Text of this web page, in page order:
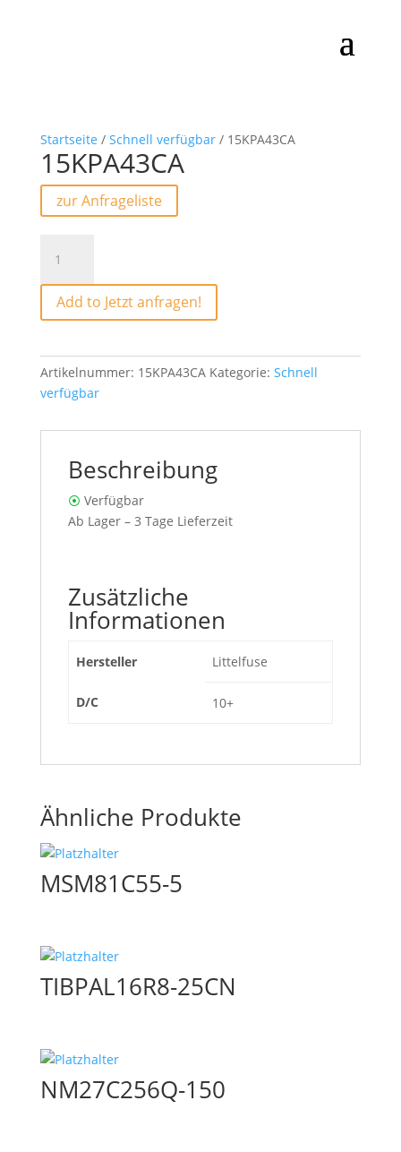
Startseite / Schnell verfügbar/ 15KPA43CA
15KPA43CA
zur Anfrageliste
Menge
Add to Jetzt anfragen!
Artikelnummer: 15KPA43CA Kategorie: Schnell
verfügbar
Beschreibung
⦿ Verfügbar
Ab Lager – 3 Tage Lieferzeit
Zusätzliche
Informationen
Hersteller Littelfuse
D/C 10+
Ähnliche Produkte
MSM81C55-5
TIBPAL16R8-25CN
NM27C256Q-150